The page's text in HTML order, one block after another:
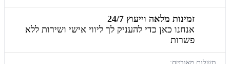
זמינות מלאה וייעוץ 24/7
אנחנו כאן כדי להעניק לך ליווי אישי ושירות ללא
פשרות